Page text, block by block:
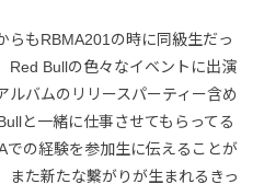
らもRBMA201の時に同級生だっ
Red Bullの色々なイベントに出演
バムのリリースパーティー含め
と一緒に仕事させてもらってる
での経験を参加生に伝えることが
また新たな繫がりが生まれるきっ